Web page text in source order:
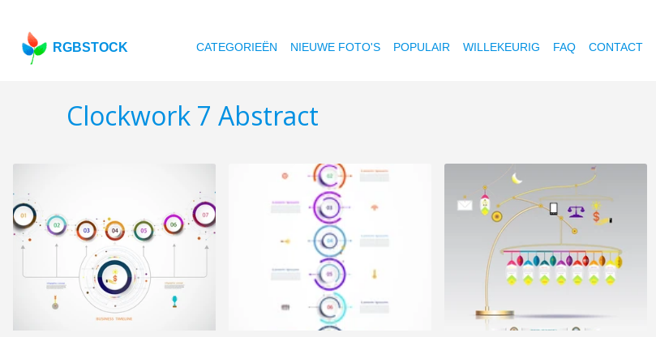
RGBSTOCK CATEGORIEËN NIEUWE FOTO'S POPULAIR WILLEKEURIG FAQ CONTACT
Clockwork 7 Abstract